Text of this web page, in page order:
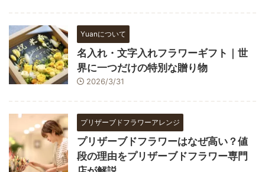
Yuanについて
名入れ・文字入れフラワーギフト｜世
界に一つだけの特別な贈り物
2026/3/31
プリザーブドフラワーアレンジ
プリザーブドフラワーはなぜ高い？値
段の理由をプリザーブドフラワー専門